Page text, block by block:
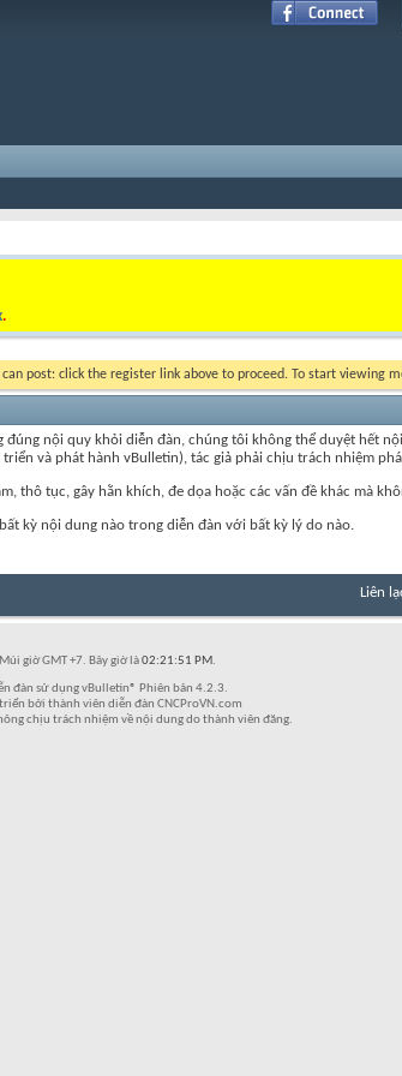
.
can post: click the register link above to proceed. To start
nội quy khỏi diễn đàn, chúng tôi không thể duyệt hết
và phát hành vBulletin), tác giả phải chịu trách nhiệm
tục, gây hằn khích, đe dọa hoặc các vấn đề khác mà
kỳ nội dung nào trong diễn đàn với bất kỳ lý do nào.
Liên
Múi giờ GMT +7. Bây giờ là02:21:51 PM.
đàn sử dụng vBulletin® Phiên bản 4.2.3.
bởi thành viên diễn đàn CNCProVN.com
chịu trách nhiệm về nội dung do thành viên đăng.